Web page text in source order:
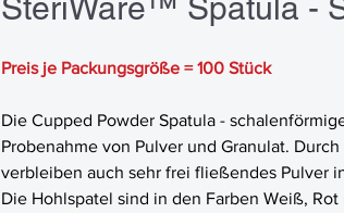
SteriWare™ Spatula -
Preis je Packungsgröße = 100 Stück
Die Cupped Powder Spatula -
Probenahme von Pulver und Granulat.
verbleiben auch sehr frei fließendes Pulver
Die Hohlspatel sind in den Farben Weiß,